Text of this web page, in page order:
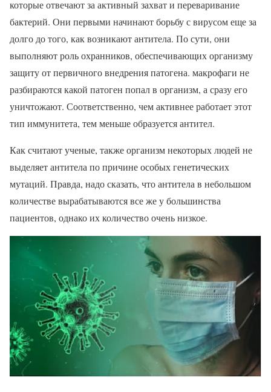
которые отвечают за активный захват и переваривание
бактерий. Они первыми начинают борьбу с вирусом еще за
долго до того, как возникают антитела. По сути, они
выполняют роль охранников, обеспечивающих организму
защиту от первичного внедрения патогена. макрофаги не
разбираются какой патоген попал в организм, а сразу его
уничтожают. Соответственно, чем активнее работает этот
тип иммунитета, тем меньше образуется антител.
Как считают ученые, также организм некоторых людей не
выделяет антитела по причине особых генетических
мутаций. Правда, надо сказать, что антитела в небольшом
количестве вырабатываются все же у большинства
пациентов, однако их количество очень низкое.